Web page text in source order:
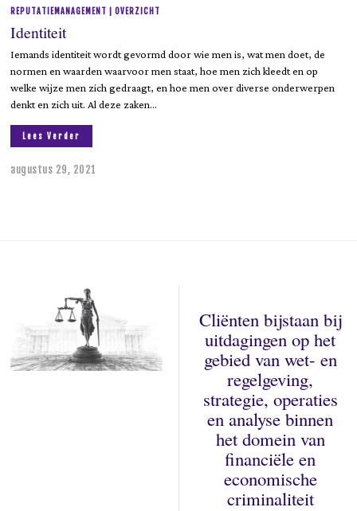
REPUTATIEMANAGEMENT | OVERZICHT
Identiteit
Iemands identiteit wordt gevormd door wie men is, wat men doet, de
normen en waarden waarvoor men staat, hoe men zich kleedt en op
welke wijze men zich gedraagt, en hoe men over diverse onderwerpen
denkt en zich uit. Al deze zaken…
Lees Verder
augustus 29, 2021
Cliënten bijstaan bij
uitdagingen op het
gebied van wet- en
regelgeving,
strategie, operaties
en analyse binnen
het domein van
financiële en
economische
criminaliteit